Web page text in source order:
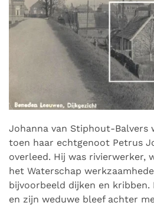
Johanna van Stiphout-Balvers
toen haar echtgenoot Petrus
overleed. Hij was rivierwerker,
het Waterschap
bijvoorbeeld dijken en kribben.
en zijn weduwe bleef achter